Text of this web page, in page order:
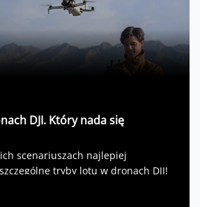
DJI. Który nada się
scenariuszach najlepiej
tryby lotu w dronach DJI!